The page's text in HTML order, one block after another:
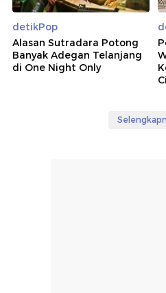
detikPop
Alasan Sutradara Potong
Banyak Adegan Telanjang
di One Night Only